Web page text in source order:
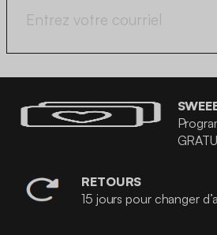
RETOURS
15 jours pour changer